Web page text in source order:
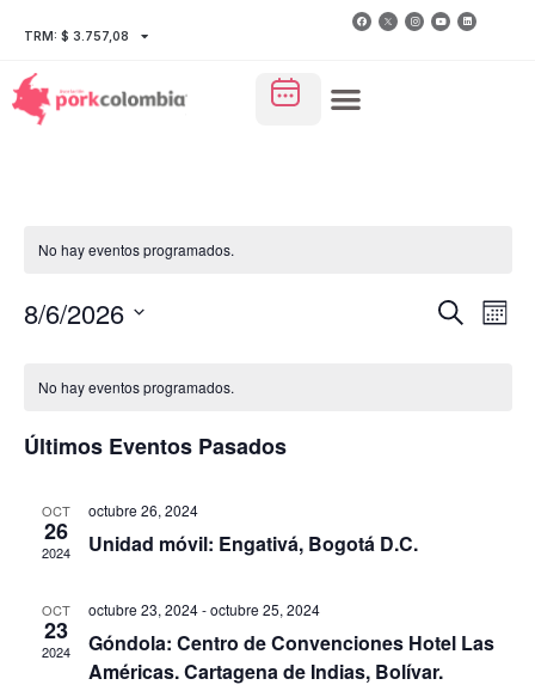
TRM: $ 3.757,08
No hay eventos programados.
BuscarMes
8/6/2026
No hay eventos programados.
Últimos Eventos Pasados
OCT
26
2024
octubre 26, 2024
Unidad móvil: Engativá, Bogotá D.C.
OCT
23
2024
octubre 23, 2024-octubre 25, 2024
Góndola: Centro de Convenciones Hotel Las
Américas. Cartagena de Indias, Bolívar.